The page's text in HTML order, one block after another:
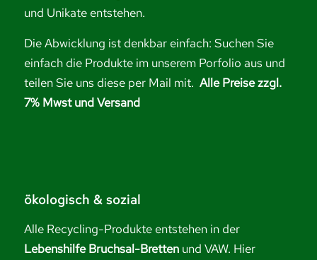
und Unikate entstehen.
Die Abwicklung ist denkbar einfach: Suchen Sie
einfach die Produkte im unserem Porfolio aus und
teilen Sie uns diese per Mail mit. Alle Preise zzgl.
7% Mwst und Versand
ökologisch & sozial
Alle Recycling-Produkte entstehen in der
Lebenshilfe Bruchsal-Bretten und VAW. Hier